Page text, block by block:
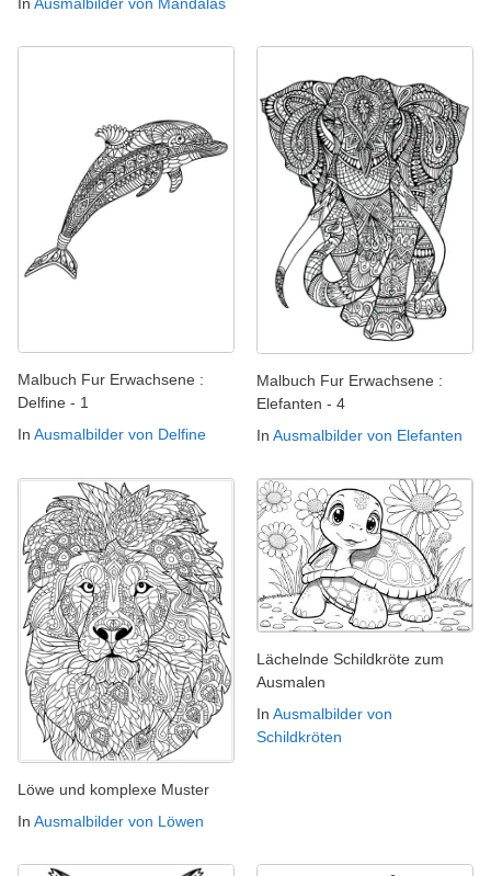
In Ausmalbilder von Mandalas
Malbuch Fur Erwachsene :
Delfine - 1
In Ausmalbilder von Delfine
Malbuch Fur Erwachsene :
Elefanten - 4
In Ausmalbilder von Elefanten
Löwe und komplexe Muster
In Ausmalbilder von Löwen
Lächelnde Schildkröte zum
Ausmalen
In Ausmalbilder von
Schildkröten